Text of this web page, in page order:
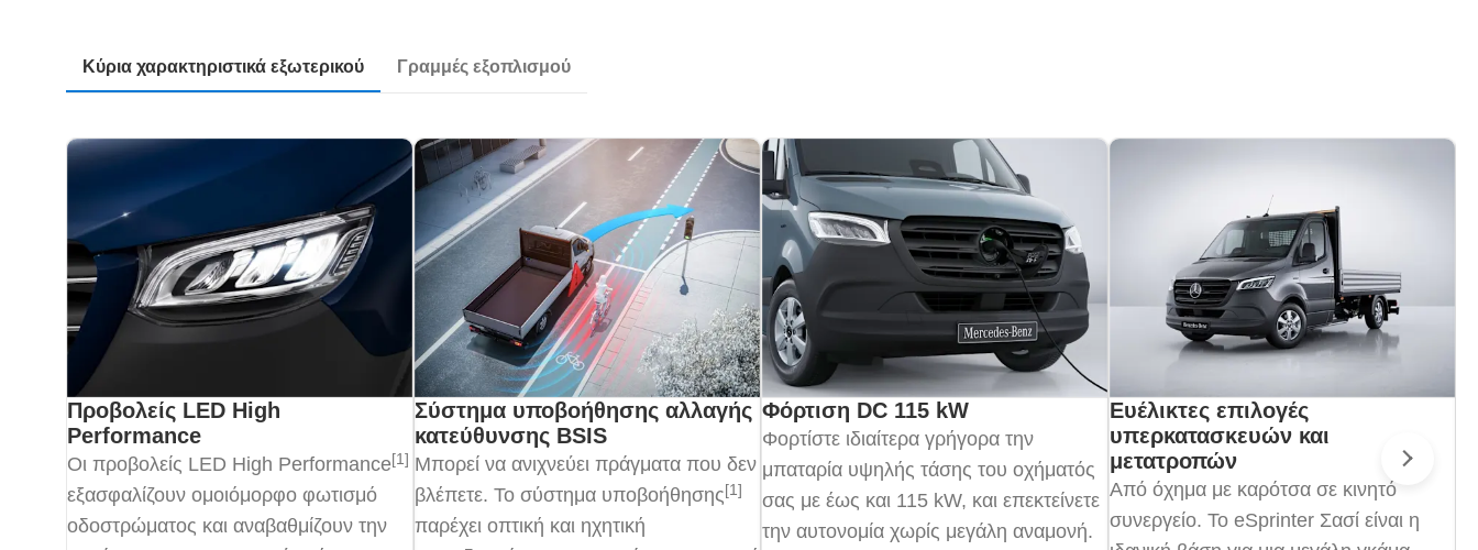
Κύρια χαρακτηριστικά εξωτερικού Γραμμές εξοπλισμού
Προβολείς LED High
Performance
Οι προβολείς LED High Performance[1]
εξασφαλίζουν ομοιόμορφο φωτισμό
οδοστρώματος και αναβαθμίζουν την
Σύστημα υποβοήθησης αλλαγής
κατεύθυνσης BSIS
Μπορεί να ανιχνεύει πράγματα που δεν
βλέπετε. Το σύστημα υποβοήθησης[1]
παρέχει οπτική και ηχητική
Φόρτιση DC 115 kW
Φορτίστε ιδιαίτερα γρήγορα την
μπαταρία υψηλής τάσης του οχήματός
σας με έως και 115 kW, και επεκτείνετε
την αυτονομία χωρίς μεγάλη αναμονή.
Ευέλικτες επιλογές
υπερκατασκευών και
μετατροπών
Από όχημα με καρότσα σε κινητό
συνεργείο. Το eSprinter Σασί είναι η